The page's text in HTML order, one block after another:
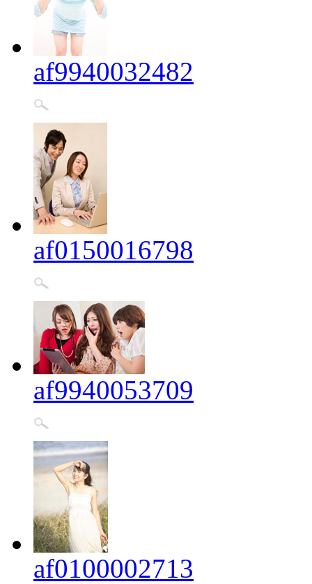
af9940032482
af0150016798
af9940053709
af0100002713